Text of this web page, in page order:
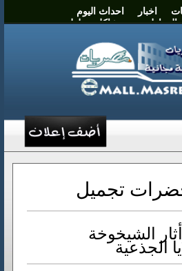
اخبار
احداث اليوم
مشاكل وحلول
تجميل
الشيخوخة
الجذعية